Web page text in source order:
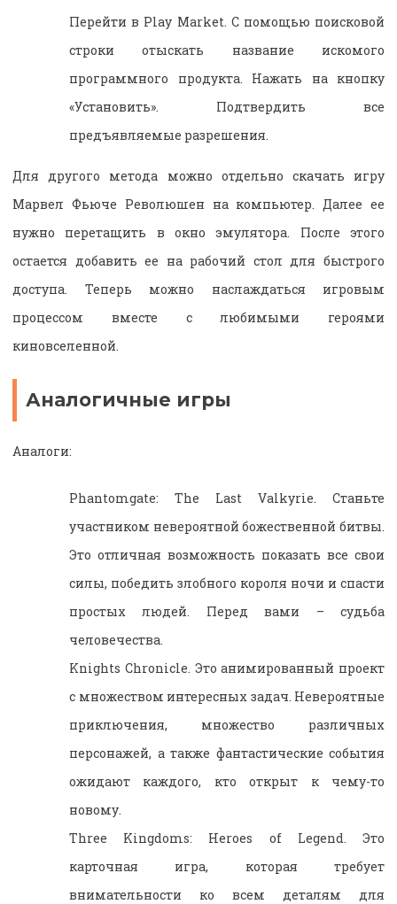
Перейти в Play Market. С помощью поисковой
строки отыскать название искомого
программного продукта. Нажать на кнопку
«Установить». Подтвердить все
предъявляемые разрешения.
Для другого метода можно отдельно скачать игру
Марвел Фьюче Революшен на компьютер. Далее ее
нужно перетащить в окно эмулятора. После этого
остается добавить ее на рабочий стол для быстрого
доступа. Теперь можно наслаждаться игровым
процессом вместе с любимыми героями
киновселенной.
Аналогичные игры
Аналоги:
Phantomgate: The Last Valkyrie. Станьте
участником невероятной божественной битвы.
Это отличная возможность показать все свои
силы, победить злобного короля ночи и спасти
простых людей. Перед вами – судьба
человечества.
Knights Chronicle. Это анимированный проект
с множеством интересных задач. Невероятные
приключения, множество различных
персонажей, а также фантастические события
ожидают каждого, кто открыт к чему-то
новому.
Three Kingdoms: Heroes of Legend. Это
карточная игра, которая требует
внимательности ко всем деталям для